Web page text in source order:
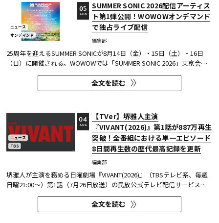
ニュース
オンデマンド
SUMMER SONIC 2026配信アーティス
ト第1弾公開！WOWOWオンデマンド
で独占ライブ配信
編集部
05
AUG
25周年を迎えるSUMMER SONICが8月14日（金）・15日（土）・16日
（日）に開催される。WOWOWでは「SUMMER SONIC 2026」東京会場
のZOZOマリンスタジアムと幕張メッセから、マリンステージ、マウン
テンステージ、ソニックステージ、パシフィックステージの模様を、3
日間にわたりWOWOWオンデマンドで独占ライブ配信する。 今回、配信
全文を読む
ニュース
TBS
【TVer】堺雅人主演
『VIVANT(2026)』第1話が887万再生
突破！全番組における単一エピソード
8日間再生数の歴代最高記録を更新
編集部
04
AUG
堺雅人が主演を務める日曜劇場『VIVANT(2026)』（TBSテレビ系、毎週
日曜21:00～）第1話（7月26日放送）の民放公式テレビ配信サービス
「TVer（ティーバー）」における8日間再生数が887万（※1）を突破し
1週間の配信を行っているため、番組の再生数は配信開始日と配信終了...
全文を読む